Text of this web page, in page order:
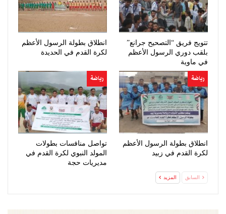
تتويج فريق “التصحيح جرانع”
بلقب دوري الرسول الأعظم
في ماوية
انطلاق بطولة الرسول الأعظم
لكرة القدم في الحديدة
رياضة
انطلاق بطولة الرسول الأعظم
لكرة القدم في زبيد
رياضة
تواصل منافسات بطولات
المولد النبوي لكرة القدم في
مديريات حجة
السابق المزيد